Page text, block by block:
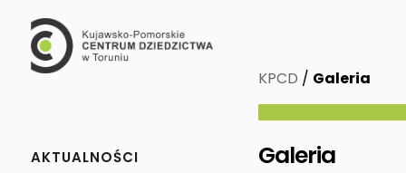
AKTUALNOŚCI
KPCD / Galeria
Galeria